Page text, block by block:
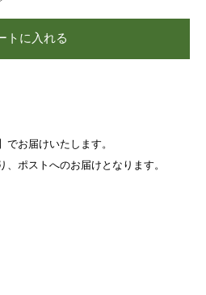
でお届けいたします。
ポストへのお届けとなります。